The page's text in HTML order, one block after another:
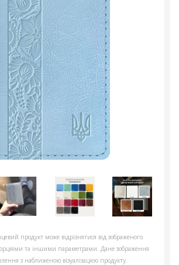
продукт може відрізнятися від зображеного
та іншими параметрами. Дане зображення
з наближеною візуалізацією продукту.